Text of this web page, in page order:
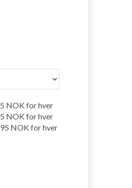
NOKfor hver
NOKfor hver
NOKfor hver